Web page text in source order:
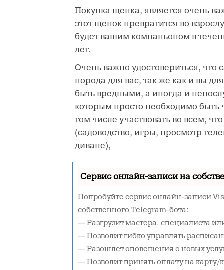
Покупка щенка, является очень
этот щенок превратится во
будет вашим компаньоном в
лет.
Очень важно удостовериться,
порода для вас, так же как и вы
быть вредными, а иногда и
которым просто необходимо быть
том числе участвовать во всем,
(садоводство, игры, просмотр
диване),
Сервис онлайн-записи на
Попробуйте сервис онлайн-записи
собственного Telegram-бота:
— Разгрузит мастера, специалиста
— Позволит гибко управлять
— Разошлет оповещения о новых
— Позволит принять оплату на карту/